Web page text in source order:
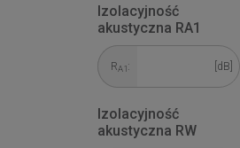
Izolacyjność
akustyczna RA1
RA1 : [dB]
Izolacyjność
akustyczna RW